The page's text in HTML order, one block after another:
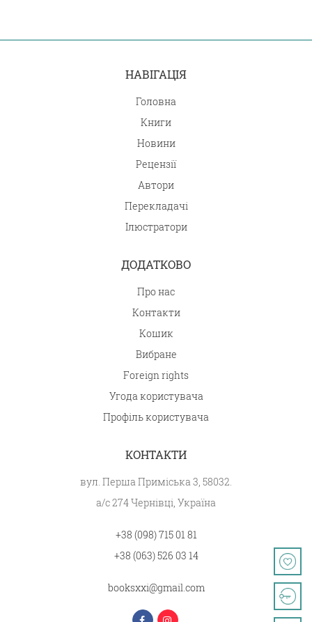
НАВІГАЦІЯ
Головна
Книги
Новини
Рецензії
Автори
Перекладачі
Ілюстратори
ДОДАТКОВО
Про нас
Контакти
Кошик
Вибране
Foreign rights
Угода користувача
Профіль користувача
КОНТАКТИ
вул. Перша Приміська 3, 58032.
а/с 274 Чернівці, Україна
+38 (098) 715 01 81
+38 (063) 526 03 14
booksxxi@gmail.com